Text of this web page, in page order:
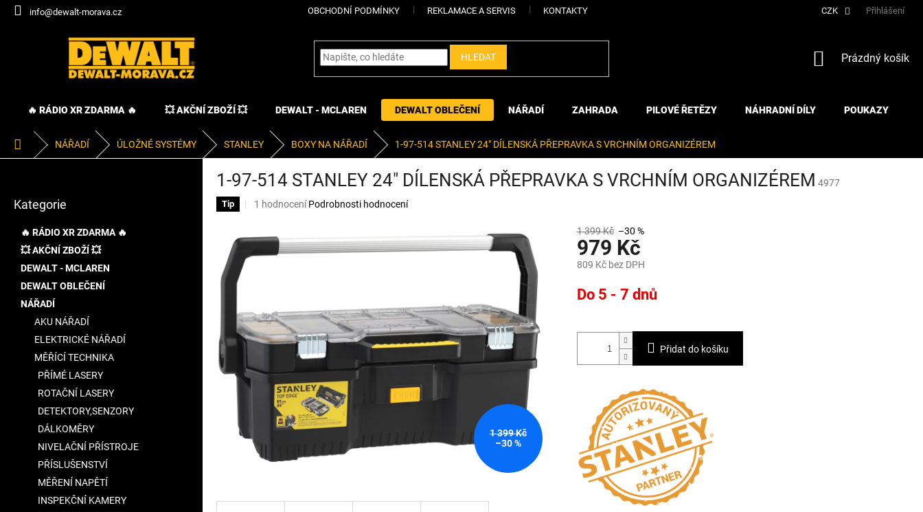
Přejít
info@dewalt-morava.cz OBCHODNÍ PODMÍNKY REKLAMACE A SERVIS KONTAKTY CZK Přihlášení
HLEDAT
NÁKUPNÍ
Prázdný košík
🔥 RÁDIO XR ZDARMA 🔥 💥 AKČNÍ ZBOŽÍ 💥 DEWALT - MCLAREN DEWALT OBLEČENÍ NÁŘADÍ ZAHRADA PILOVÉ ŘETĚZY NÁHRADNÍ DÍLY POUKAZY
Domů NÁŘADÍ ÚLOŽNÉ SYSTÉMY STANLEY BOXY NA NÁŘADÍ 1-97-514 STANLEY 24" DÍLENSKÁ PŘEPRAVKA S VRCHNÍM ORGANIZÉREM
kategorie
Kategorie
🔥 RÁDIO XR ZDARMA 🔥
💥 AKČNÍ ZBOŽÍ 💥
DEWALT - MCLAREN
DEWALT OBLEČENÍ
NÁŘADÍ
AKU NÁŘADÍ
ELEKTRICKÉ NÁŘADÍ
MĚŘÍCÍ TECHNIKA
PŘÍMÉ LASERY
ROTAČNÍ LASERY
DETEKTORY,SENZORY
DÁLKOMĚRY
NIVELAČNÍ PŘÍSTROJE
PŘÍSLUŠENSTVÍ
MĚŘENÍ NAPĚTÍ
INSPEKČNÍ KAMERY
1-97-514 STANLEY 24" DÍLENSKÁ PŘEPRAVKA S VRCHNÍM ORGANIZÉREM 4977
Tip
Průměrné
je
5,0
1 hodnocení Podrobnosti hodnocení
1 399 Kč
–30 %
1 399 Kč –30 %
979 Kč
809 Kč bez DPH
cena:
Do 5 - 7 dnů
Přidat do košíku